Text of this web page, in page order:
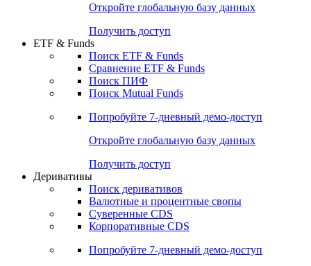
Откройте глобальную базу данных
Получить доступ
ETF & Funds
Поиск ETF & Funds
Сравнение ETF & Funds
Поиск ПИФ
Поиск Mutual Funds
Попробуйте 7-дневный демо-доступ
Откройте глобальную базу данных
Получить доступ
Деривативы
Поиск деривативов
Валютные и процентные свопы
Суверенные CDS
Корпоративные CDS
Попробуйте 7-дневный демо-доступ